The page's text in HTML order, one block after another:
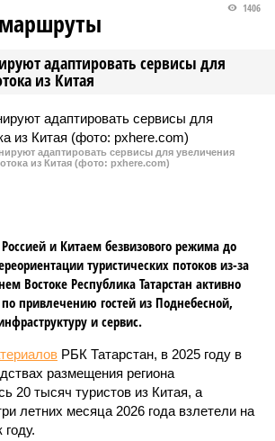
адаптировать сервисы для
из Китая
1406
адаптировать сервисы для увеличения
из Китая (фото: pxhere.com)
и Китаем безвизового режима до
туристических потоков из-за
Востоке Республика Татарстан активно
привлечению гостей из Поднебесной,
и сервис.
РБК Татарстан, в 2025 году в
размещения региона
20 тысяч туристов из Китая, а
летних месяца 2026 года взлетели на
году.